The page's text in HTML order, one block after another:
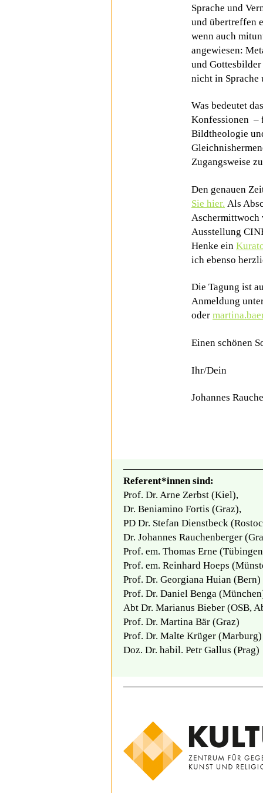
Sprache und
und übertreffen
wenn auch
angewiesen:
und
nicht in Sprache
Was bedeutet
Konfessionen –
Bildtheologie
Zugangsweise
Den genauen
Sie hier. Als
Aschermittwoch
Ausstellung
Henke ein
ich ebenso
Die Tagung ist
Anmeldung
oder
Einen schönen
Ihr/Dein
Johannes
Referent*innen sind:
Prof. Dr. Arne Zerbst (Kiel),
Dr. Beniamino Fortis (Graz),
PD Dr. Stefan Dienstbeck
Dr. Johannes Rauchenberger
Prof. em. Thomas Erne
Prof. em. Reinhard Hoeps
Prof. Dr. Georgiana Huian (Bern)
Prof. Dr. Daniel Benga
Abt Dr. Marianus Bieber (OSB,
Prof. Dr. Martina Bär (Graz)
Prof. Dr. Malte Krüger (Marburg)
Doz. Dr. habil. Petr Gallus (Prag)